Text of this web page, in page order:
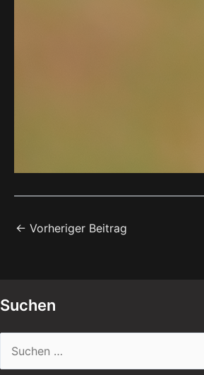
← Vorheriger Beitrag
Suchen
nach: